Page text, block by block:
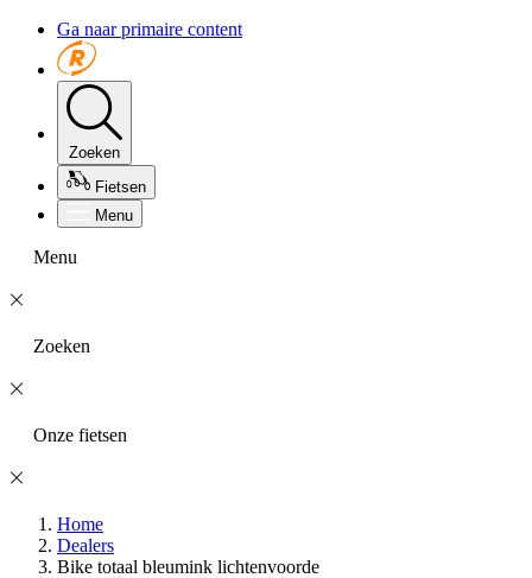
Ga naar primaire content
Zoeken
Fietsen
Menu
Menu
Zoeken
Onze fietsen
Home
Dealers
Bike totaal bleumink lichtenvoorde